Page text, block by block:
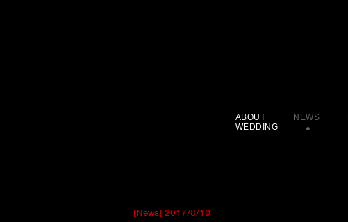
ABOUT NEWS
WEDDING
[News] 2017/8/10